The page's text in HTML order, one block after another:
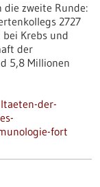
zweite Runde:
2727
Krebs und
der
5,8 Millionen
der-
fort